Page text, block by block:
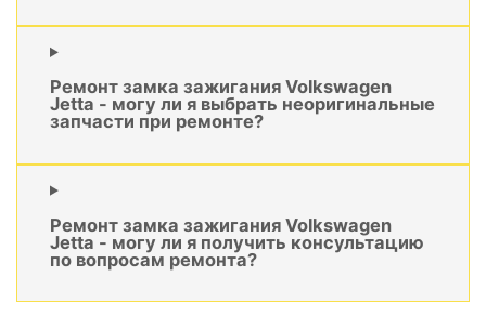
Ремонт замка зажигания Volkswagen
Jetta - могу ли я выбрать неоригинальные
запчасти при ремонте?
Ремонт замка зажигания Volkswagen
Jetta - могу ли я получить консультацию
по вопросам ремонта?